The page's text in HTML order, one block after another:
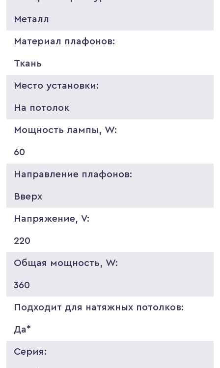
Металл
Материал плафонов:
Ткань
Место установки:
На потолок
Мощность лампы, W:
60
Направление плафонов:
Вверх
Напряжение, V:
220
Общая мощность, W:
360
Подходит для натяжных потолков:
Да*
Серия: